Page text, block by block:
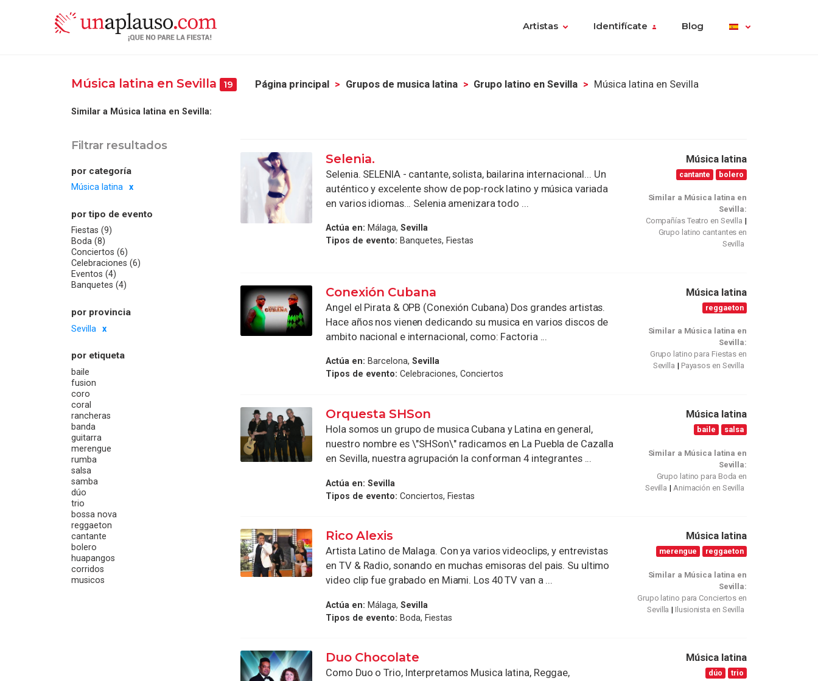
Artistas Identifícate Blog
Música latina en Sevilla 19 Página principal Grupos de musica latina Grupo latino en Sevilla Música latina en Sevilla
Similar a Música latina en Sevilla:
Filtrar resultados
por categoría
Música latina
por tipo de evento
Fiestas (9)
Boda (8)
Conciertos (6)
Celebraciones (6)
Eventos (4)
Banquetes (4)
por provincia
Sevilla
por etiqueta
baile
fusion
coro
coral
rancheras
banda
guitarra
merengue
rumba
salsa
samba
dúo
trio
bossa nova
reggaeton
cantante
bolero
huapangos
corridos
musicos
Selenia.
Selenia. SELENIA - cantante, solista, bailarina internacional... Un
auténtico y excelente show de pop-rock latino y música variada
en varios idiomas... Selenia amenizara todo ...
Actúa en: Málaga,Sevilla
Tipos de evento: Banquetes, Fiestas
Música latina
cantante bolero
Similar a Música latina en
Sevilla:
Compañías Teatro en Sevilla
Grupo latino cantantes en
Sevilla
Conexión Cubana
Angel el Pirata & OPB (Conexión Cubana) Dos grandes artistas.
Hace años nos vienen dedicando su musica en varios discos de
ambito nacional e internacional, como: Factoria ...
Actúa en: Barcelona,Sevilla
Tipos de evento: Celebraciones, Conciertos
Música latina
reggaeton
Similar a Música latina en
Sevilla:
Grupo latino para Fiestas en
Sevilla
Payasos en Sevilla
Orquesta SHSon
Hola somos un grupo de musica Cubana y Latina en general,
nuestro nombre es \"SHSon\" radicamos en La Puebla de Cazalla
en Sevilla, nuestra agrupación la conforman 4 integrantes ...
Actúa en: Sevilla
Tipos de evento: Conciertos, Fiestas
Música latina
baile salsa
Similar a Música latina en
Sevilla:
Grupo latino para Boda en
Sevilla
Animación en Sevilla
Rico Alexis
Artista Latino de Malaga. Con ya varios videoclips, y entrevistas
en TV & Radio, sonando en muchas emisoras del pais. Su ultimo
video clip fue grabado en Miami. Los 40 TV van a ...
Actúa en: Málaga,Sevilla
Tipos de evento: Boda, Fiestas
Música latina
merengue reggaeton
Similar a Música latina en
Sevilla:
Grupo latino para Conciertos en
Sevilla
Ilusionista en Sevilla
Duo Chocolate
Como Duo o Trio, Interpretamos Musica latina, Reggae,
Música latina
dúo trio